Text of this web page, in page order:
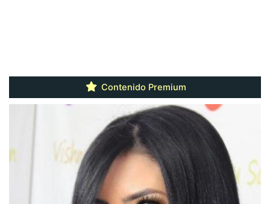
Contenido Premium